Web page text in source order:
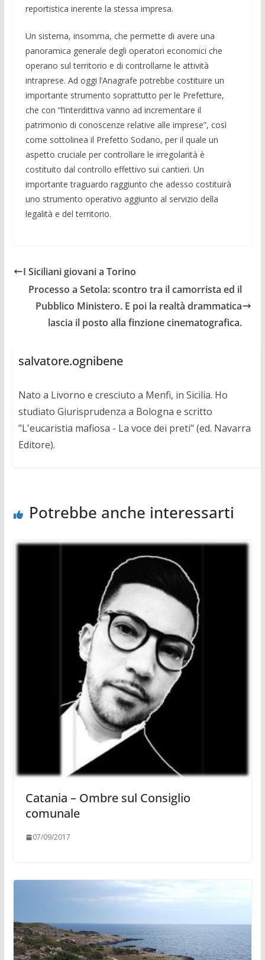
reportistica inerente la stessa impresa.
Un sistema, insomma, che permette di avere una
panoramica generale degli operatori economici che
operano sul territorio e di controllarne le attività
intraprese. Ad oggi l’Anagrafe potrebbe costituire un
importante strumento soprattutto per le Prefetture,
che con “l’interdittiva vanno ad incrementare il
patrimonio di conoscenze relative alle imprese”, così
come sottolinea il Prefetto Sodano, per il quale un
aspetto cruciale per controllare le irregolarità è
costituito dal controllo effettivo sui cantieri. Un
importante traguardo raggiunto che adesso costituirà
uno strumento operativo aggiunto al servizio della
legalità e del territorio.
I Siciliani giovani a Torino
Processo a Setola: scontro tra il camorrista ed il
Pubblico Ministero. E poi la realtà drammatica
lascia il posto alla finzione cinematografica.
salvatore.ognibene
Nato a Livorno e cresciuto a Menfi, in Sicilia. Ho
studiato Giurisprudenza a Bologna e scritto
"L'eucaristia mafiosa - La voce dei preti" (ed. Navarra
Editore).
Potrebbe anche interessarti
Catania – Ombre sul Consiglio
comunale
07/09/2017